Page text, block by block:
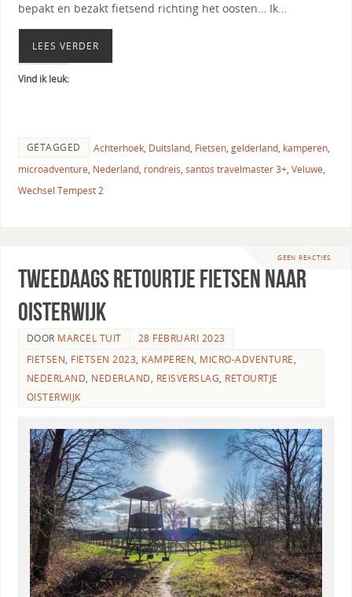
bepakt en bezakt fietsend richting het oosten… Ik…
LEES VERDER
Vind ik leuk:
GETAGGED Achterhoek, Duitsland, Fietsen, gelderland, kamperen,
microadventure, Nederland, rondreis, santos travelmaster 3+, Veluwe,
Wechsel Tempest 2
GEEN REACTIES
Tweedaags retourtje fietsen naar
Oisterwijk
DOOR MARCEL TUIT
28 FEBRUARI 2023
FIETSEN, FIETSEN 2023, KAMPEREN, MICRO-ADVENTURE,
NEDERLAND, NEDERLAND, REISVERSLAG, RETOURTJE
OISTERWIJK